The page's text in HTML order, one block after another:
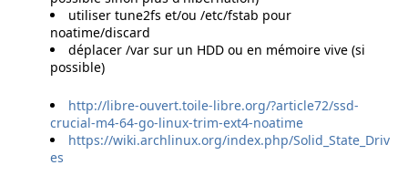
utiliser tune2fs et/ou /etc/fstab pour
noatime/discard
déplacer /var sur un HDD ou en mémoire vive (si
possible)
http://libre-ouvert.toile-libre.org/?article72/ssd-
crucial-m4-64-go-linux-trim-ext4-noatime
https://wiki.archlinux.org/index.php/Solid_State_Driv
es